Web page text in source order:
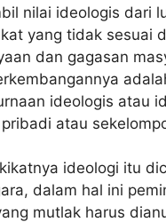
nilai ideologis dari
yang tidak sesuai
dan gagasan
ideologis atau
atau
ideologi itu
dalam hal ini
mutlak harus